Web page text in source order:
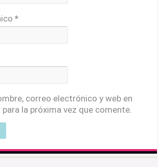
*
correo electrónico y web en
la próxima vez que comente.